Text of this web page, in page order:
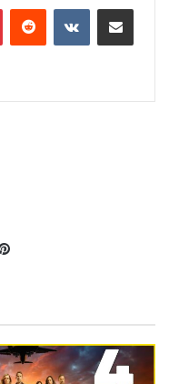
PinterestReddit VKontaktePartager par email
Pinterest